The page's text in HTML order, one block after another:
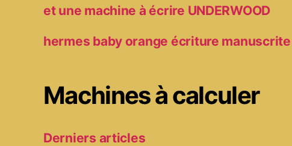
et une machine à écrire UNDERWOOD
hermes baby orange écriture manuscrite
Machines à calculer
Derniers articles